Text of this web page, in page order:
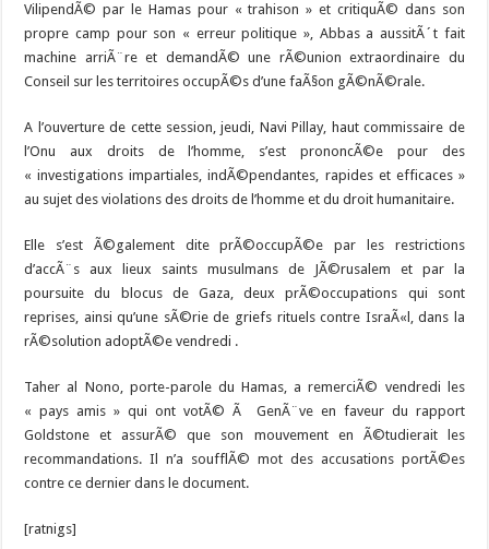
VilipendÃ© par le Hamas pour « trahison » et critiquÃ© dans son
propre camp pour son « erreur politique », Abbas a aussitÃ´t fait
machine arriÃ¨re et demandÃ© une rÃ©union extraordinaire du
Conseil sur les territoires occupÃ©s d’une faÃ§on gÃ©nÃ©rale.
A l’ouverture de cette session, jeudi, Navi Pillay, haut commissaire de
l’Onu aux droits de l’homme, s’est prononcÃ©e pour des
« investigations impartiales, indÃ©pendantes, rapides et efficaces »
au sujet des violations des droits de l’homme et du droit humanitaire.
Elle s’est Ã©galement dite prÃ©occupÃ©e par les restrictions
d’accÃ¨s aux lieux saints musulmans de JÃ©rusalem et par la
poursuite du blocus de Gaza, deux prÃ©occupations qui sont
reprises, ainsi qu’une sÃ©rie de griefs rituels contre IsraÃ«l, dans la
rÃ©solution adoptÃ©e vendredi .
Taher al Nono, porte-parole du Hamas, a remerciÃ© vendredi les
« pays amis » qui ont votÃ© Ã GenÃ¨ve en faveur du rapport
Goldstone et assurÃ© que son mouvement en Ã©tudierait les
recommandations. Il n’a soufflÃ© mot des accusations portÃ©es
contre ce dernier dans le document.
[ratnigs]